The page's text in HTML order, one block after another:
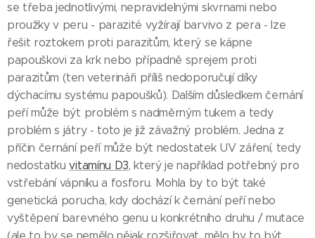
se třeba jednotlivými, nepravidelnými skvrnami nebo
proužky v peru - parazité vyžírají barvivo z pera - lze
řešit roztokem proti parazitům, který se kápne
papouškovi za krk nebo případně sprejem proti
parazitům (ten veterináři příliš nedoporučují díky
dýchacímu systému papoušků). Dalším důsledkem černání
peří může být problém s nadměrným tukem a tedy
problém s játry - toto je již závažný problém. Jedna z
příčin černání peří může být nedostatek UV záření, tedy
nedostatkuvitamínu D3, který je například potřebný pro
vstřebání vápníku a fosforu. Mohla by to být také
genetická porucha, kdy dochází k černání peří nebo
vyštěpení barevného genu u konkrétního druhu / mutace